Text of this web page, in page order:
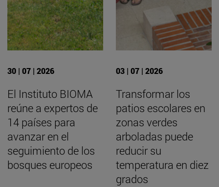
30 | 07 | 2026
El Instituto BIOMA
reúne a expertos de
14 países para
avanzar en el
seguimiento de los
bosques europeos
03 | 07 | 2026
Transformar los
patios escolares en
zonas verdes
arboladas puede
reducir su
temperatura en diez
grados